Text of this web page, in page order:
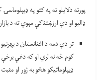
پورته دلایلو ته په کتو په
ډالیو او دې ارزښتناکې مېوې ته د
تر دې دمه د افغانستان د
کوم څه نه لري او که دغې برخې
ډيپلوماتیکو هڅو به ژور او